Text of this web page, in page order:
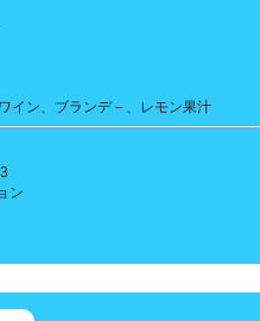
イン、ブランデ－、レモン果汁
ン